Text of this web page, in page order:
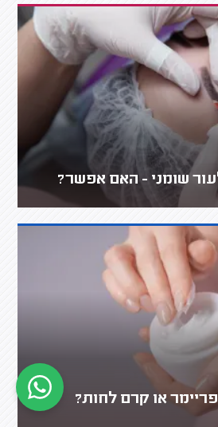
שומני - האם אפשר?
או קרם לחות?